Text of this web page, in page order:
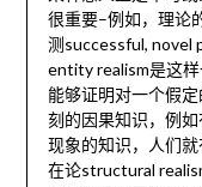
很重要–例如，理论
测successful, novel
entity realism是这
能够证明对一个假
刻的因果知识，例
现象的知识，人们
在论structural